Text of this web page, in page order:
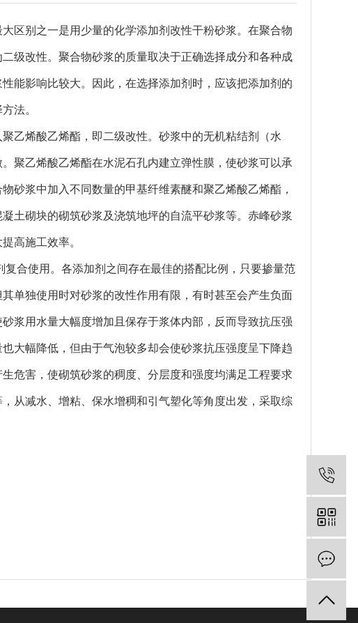
区别之一是用少量的化学添加剂改性干粉砂浆。在聚合物
级改性。聚合物砂浆的质量取决于正确选择成分和各种成
能影响比较大。因此，在选择添加剂时，应该把添加剂的
法。
乙烯酸乙烯酯，即二级改性。砂浆中的无机粘结剂（水
聚乙烯酸乙烯酯在水泥石孔内建立弹性膜，使砂浆可以承
物砂浆中加入不同数量的甲基纤维素醚和聚乙烯酸乙烯酯，
土砌块的砌筑砂浆及浇筑地坪的自流平砂浆等。赤峰砂浆
高施工效率。
合使用。各添加剂之间存在最佳的搭配比例，只要掺量范
单独使用时对砂浆的改性作用有限，有时甚至会产生负面
浆用水量大幅度增加且保存于浆体内部，反而导致抗压强
大幅降低，但由于气泡较多却会使砂浆抗压强度呈下降趋
危害，使砌筑砂浆的稠度、分层度和强度均满足工程要求
从减水、增粘、保水增稠和引气塑化等角度出发，采取综